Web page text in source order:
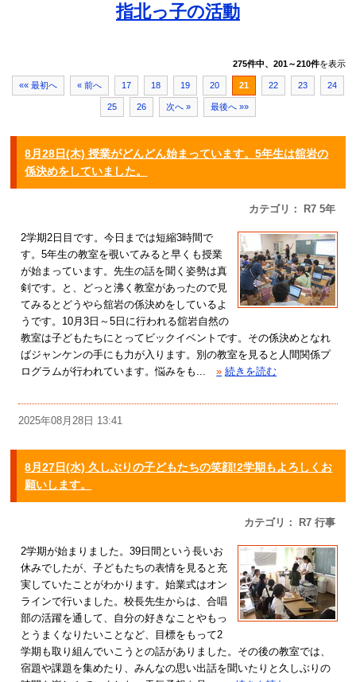
指北っ子の活動
275件中、201～210件を表示
«« 最初へ « 前へ 17 18 19 20 21 22 23 24
25 26 次へ » 最後へ »»
8月28日(木) 授業がどんどん始まっています。5年生は舘岩の
係決めをしていました。
カテゴリ： R7 5年
2学期2日目です。今日までは短縮3時間で
す。5年生の教室を覗いてみると早くも授業
が始まっています。先生の話を聞く姿勢は真
剣です。と、どっと沸く教室があったので見
てみるとどうやら舘岩の係決めをしているよ
うです。10月3日～5日に行われる舘岩自然の
教室は子どもたちにとってビックイベントです。その係決めとなれ
ばジャンケンの手にも力が入ります。別の教室を見ると人間関係プ
ログラムが行われています。悩みをも...
» 続きを読む
2025年08月28日 13:41
8月27日(水) 久しぶりの子どもたちの笑顔!2学期もよろしくお
願いします。
カテゴリ： R7 行事
2学期が始まりました。39日間という長いお
休みでしたが、子どもたちの表情を見ると充
実していたことがわかります。始業式はオン
ラインで行いました。校長先生からは、合唱
部の活躍を通して、自分の好きなことやもっ
とうまくなりたいことなど、目標をもって2
学期も取り組んでいこうとの話がありました。その後の教室では、
宿題や課題を集めたり、みんなの思い出話を聞いたりと久しぶりの